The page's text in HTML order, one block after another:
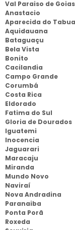
Val Paraiso de Goias
Anastacio
Aparecida do
Aquidauana
Bataguaçu
Bela Vista
Bonito
Cacilandia
Campo Grande
Corumbá
Costa Rica
Eldorado
Fatima do Sul
Gloria de Dourados
Iguatemi
Inocencia
Jaguarari
Maracaju
Miranda
Mundo Novo
Naviraí
Nova Andradina
Paranaiba
Ponta Porã
Roxeda